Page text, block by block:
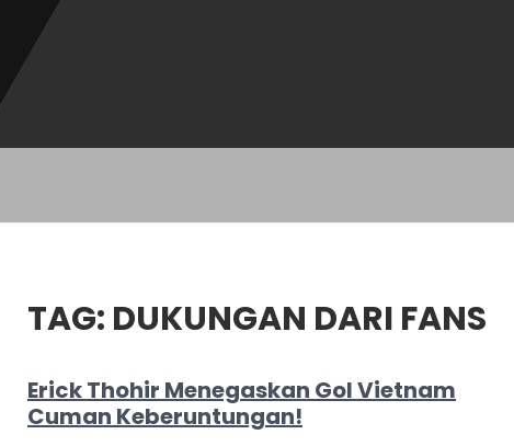
TAG: DUKUNGAN DARI FANS
Erick Thohir Menegaskan Gol Vietnam
Cuman Keberuntungan!